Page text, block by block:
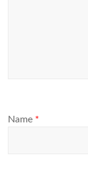
Name *